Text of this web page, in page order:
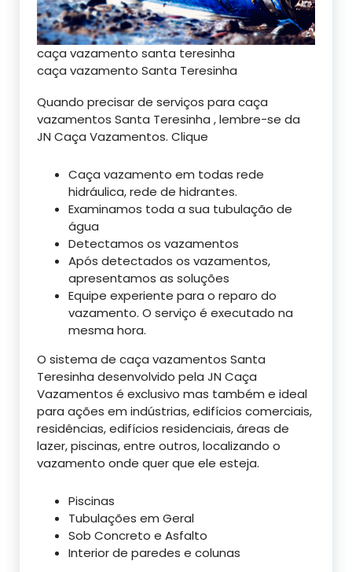
caça vazamento santa teresinha
caça vazamento Santa Teresinha
Quando precisar de serviços para caça
vazamentos Santa Teresinha , lembre-se da
JN Caça Vazamentos. Clique
Caça vazamento em todas rede
hidráulica, rede de hidrantes.
Examinamos toda a sua tubulação de
água
Detectamos os vazamentos
Após detectados os vazamentos,
apresentamos as soluções
Equipe experiente para o reparo do
vazamento. O serviço é executado na
mesma hora.
O sistema de caça vazamentos Santa
Teresinha desenvolvido pela JN Caça
Vazamentos é exclusivo mas também e ideal
para ações em indústrias, edifícios comerciais,
residências, edifícios residenciais, áreas de
lazer, piscinas, entre outros, localizando o
vazamento onde quer que ele esteja.
Piscinas
Tubulações em Geral
Sob Concreto e Asfalto
Interior de paredes e colunas